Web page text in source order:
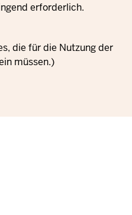
erforderlich.
die für die Nutzung der
müssen.)
даних
файлів